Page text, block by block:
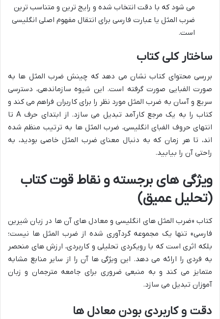
می شود که با دقت انتخاب شده و رایج ترین و متناسب ترین
ضرب المثل یا عبارت فارسی برای انتقال مفهوم اصلی انگلیسی
است.
ساختار کلی کتاب
بررسی محتوای کتاب نشان می دهد که چینش ضرب المثل ها به
صورت الفبایی صورت گرفته است. این شیوه سازماندهی، دسترسی
سریع و آسان به ضرب المثل مورد نظر را برای کاربران فراهم می کند و
کتاب را به یک مرجع کارآمد تبدیل می سازد. از ابتدای حرف A تا
انتهای حروف الفبای انگلیسی، ضرب المثل ها به ترتیب منظم شده
اند، تا هر زمان که به دنبال معنای ضرب المثل خاصی بودید، به
راحتی آن را بیابید.
ویژگی های برجسته و نقاط قوت کتاب
(تحلیل عمیق)
کتاب «ضرب المثل های انگلیسی و معادل های آن ها در زبان شیرین
فارسی» تنها یک مجموعه گردآوری شده از ضرب المثل ها نیست؛
بلکه اثری است که با رویکردی تحلیلی و کاربردی، ارزش های منحصر
به فردی را ارائه می دهد. این ویژگی ها آن را از سایر منابع مشابه
متمایز می کند و به منبعی ضروری برای جامعه مترجمان و زبان
آموزان تبدیل می سازد.
دقت و کاربردی بودن معادل ها